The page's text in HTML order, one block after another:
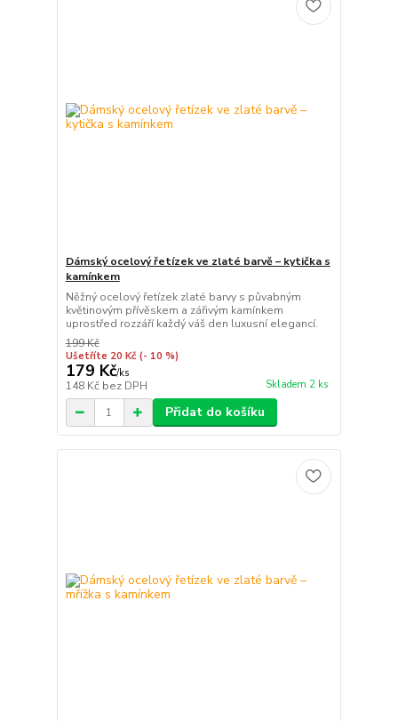
Dámský ocelový řetízek ve zlaté barvě – kytička s
kamínkem
Něžný ocelový řetízek zlaté barvy s půvabným
květinovým přívěskem a zářivým kamínkem
uprostřed rozzáří každý váš den luxusní elegancí.
199 Kč
Ušetříte 20 Kč (- 10 %)
179 Kč/ks
148 Kč bez DPH Skladem 2 ks
Přidat do košíku